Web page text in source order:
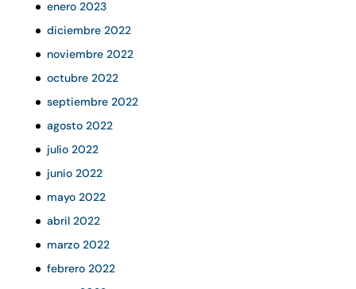
enero 2023
diciembre 2022
noviembre 2022
octubre 2022
septiembre 2022
agosto 2022
julio 2022
junio 2022
mayo 2022
abril 2022
marzo 2022
febrero 2022